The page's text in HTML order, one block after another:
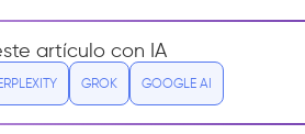
artículo con IA
GROK GOOGLE AI